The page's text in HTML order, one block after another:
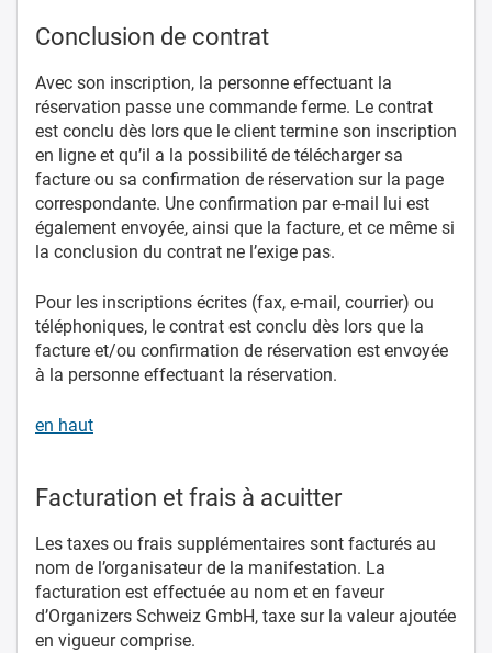
Conclusion de contrat
Avec son inscription, la personne effectuant la
réservation passe une commande ferme. Le contrat
est conclu dès lors que le client termine son inscription
en ligne et qu’il a la possibilité de télécharger sa
facture ou sa confirmation de réservation sur la page
correspondante. Une confirmation par e-mail lui est
également envoyée, ainsi que la facture, et ce même si
la conclusion du contrat ne l’exige pas.
Pour les inscriptions écrites (fax, e-mail, courrier) ou
téléphoniques, le contrat est conclu dès lors que la
facture et/ou confirmation de réservation est envoyée
à la personne effectuant la réservation.
en haut
Facturation et frais à acuitter
Les taxes ou frais supplémentaires sont facturés au
nom de l’organisateur de la manifestation. La
facturation est effectuée au nom et en faveur
d’Organizers Schweiz GmbH, taxe sur la valeur ajoutée
en vigueur comprise.